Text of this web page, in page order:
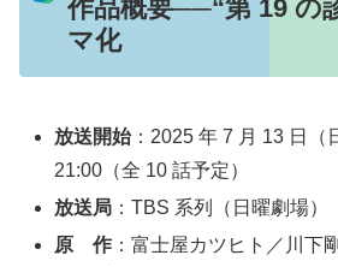
作品概要──“第 19 の
マ化
放送開始：2025 年 7 月 13 日（
21:00（全 10 話予定）
放送局 ：TBS 系列（日曜劇場）
原 作 ：富士屋カツヒト／川下